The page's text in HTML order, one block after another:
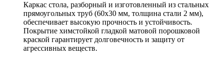
Каркас стола, разборный и изготовленный из стальных
прямоугольных труб (60х30 мм, толщина стали 2 мм),
обеспечивает высокую прочность и устойчивость.
Покрытие химстойкой гладкой матовой порошковой
краской гарантирует долговечность и защиту от
агрессивных веществ.